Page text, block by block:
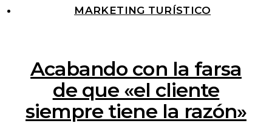
MARKETING TURÍSTICO
Acabando con la farsa
de que «el cliente
siempre tiene la razón»